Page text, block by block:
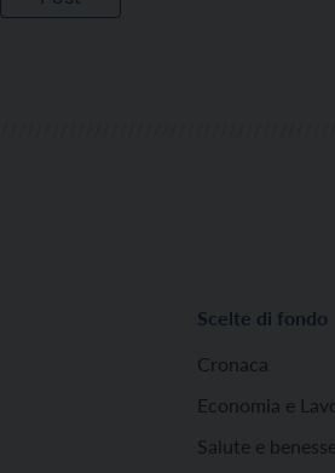
Scelte di fondo
Cronaca
Economia e
Salute e